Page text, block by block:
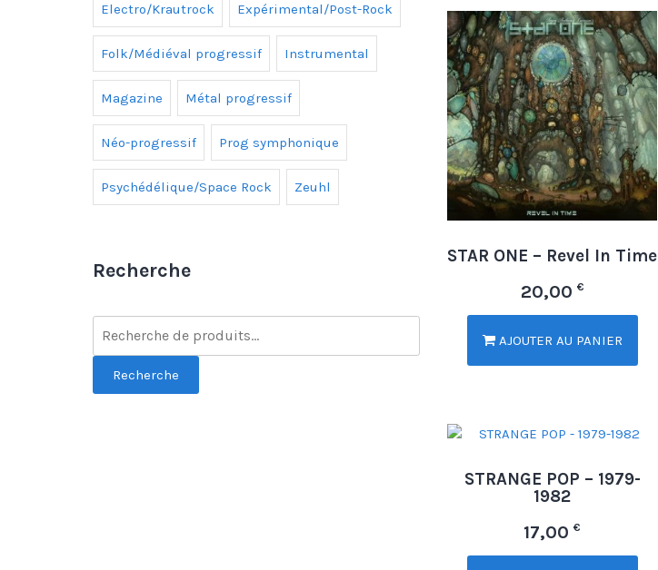
Electro/Krautrock Expérimental/Post-Rock
Folk/Médiéval progressif Instrumental
Magazine Métal progressif
Néo-progressif Prog symphonique
Psychédélique/Space Rock Zeuhl
Recherche
Recherche
STAR ONE – Revel In Time
20,00 €
AJOUTER AU PANIER
STRANGE POP – 1979-
1982
17,00 €